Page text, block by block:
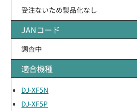
受注ないため製品化なし
JANコード
調査中
適合機種
DJ-XF5N
DJ-XF5P